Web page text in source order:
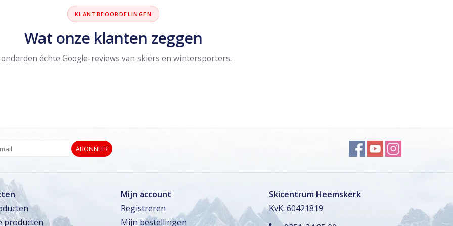
KLANTBEOORDELINGEN
Wat onze klanten zeggen
échte Google-reviews van skiërs en wintersporters.
ABONNEER
producten
Mijn account
Registreren
Mijn bestellingen
Skicentrum Heemskerk
KvK: 60421819